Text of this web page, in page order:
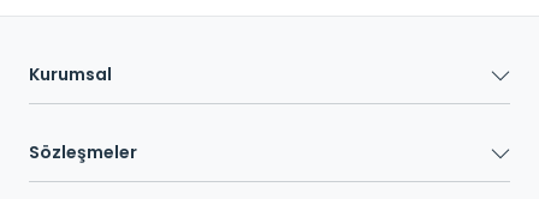
Kurumsal
Sözleşmeler